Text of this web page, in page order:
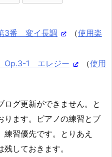
3番 変イ長調 （使用楽
Op.3-1 エレジー （使用
グ更新ができません。と
ります。ピアノの練習とブ
練習優先です。とりあえ
しておきます。